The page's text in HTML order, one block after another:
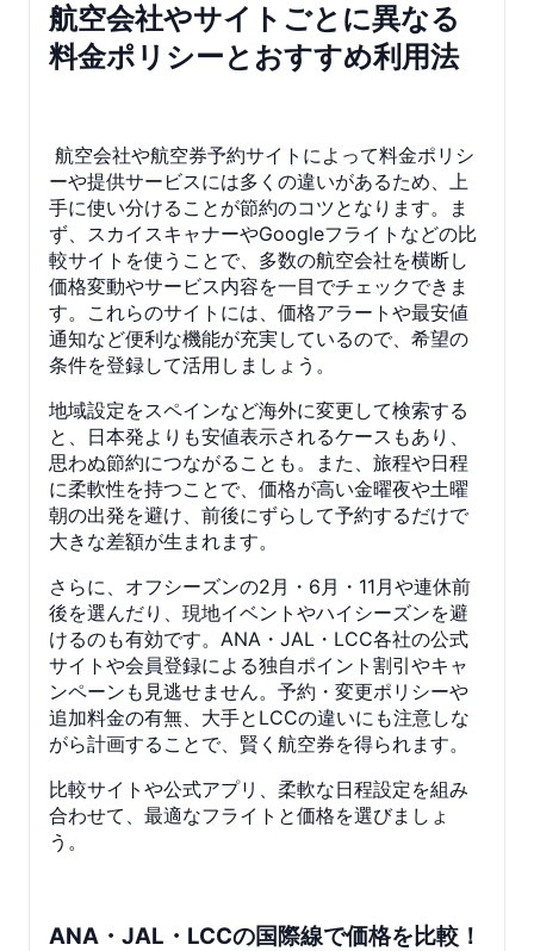
航空会社やサイトごとに異なる
料金ポリシーとおすすめ利用法
航空会社や航空券予約サイトによって料金ポリシ
ーや提供サービスには多くの違いがあるため、上
手に使い分けることが節約のコツとなります。ま
ず、スカイスキャナーやGoogleフライトなどの比
較サイトを使うことで、多数の航空会社を横断し
価格変動やサービス内容を一目でチェックできま
す。これらのサイトには、価格アラートや最安値
通知など便利な機能が充実しているので、希望の
条件を登録して活用しましょう。
地域設定をスペインなど海外に変更して検索する
と、日本発よりも安値表示されるケースもあり、
思わぬ節約につながることも。また、旅程や日程
に柔軟性を持つことで、価格が高い金曜夜や土曜
朝の出発を避け、前後にずらして予約するだけで
大きな差額が生まれます。
さらに、オフシーズンの2月・6月・11月や連休前
後を選んだり、現地イベントやハイシーズンを避
けるのも有効です。ANA・JAL・LCC各社の公式
サイトや会員登録による独自ポイント割引やキャ
ンペーンも見逃せません。予約・変更ポリシーや
追加料金の有無、大手とLCCの違いにも注意しな
がら計画することで、賢く航空券を得られます。
比較サイトや公式アプリ、柔軟な日程設定を組み
合わせて、最適なフライトと価格を選びましょ
う。
ANA・JAL・LCCの国際線で価格を比較！